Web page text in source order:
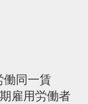
同一賃
雇用労働者